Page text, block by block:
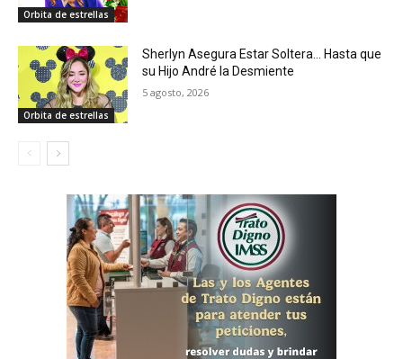
Orbita de estrellas
Orbita de estrellas
Sherlyn Asegura Estar Soltera… Hasta que
su Hijo André la Desmiente
5 agosto, 2026